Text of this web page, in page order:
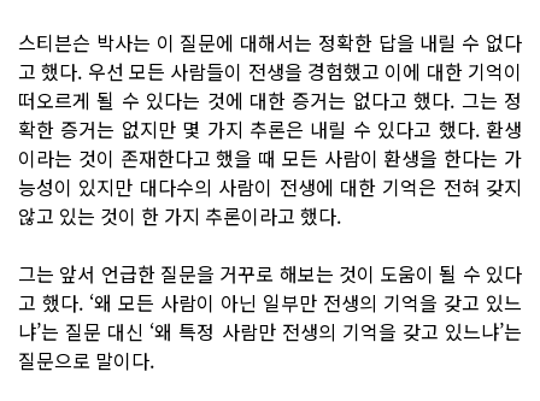
스티븐슨 박사는 이 질문에 대해서는 정확한 답을 내릴 수 없다
고 했다. 우선 모든 사람들이 전생을 경험했고 이에 대한 기억이
떠오르게 될 수 있다는 것에 대한 증거는 없다고 했다. 그는 정
확한 증거는 없지만 몇 가지 추론은 내릴 수 있다고 했다. 환생
이라는 것이 존재한다고 했을 때 모든 사람이 환생을 한다는 가
능성이 있지만 대다수의 사람이 전생에 대한 기억은 전혀 갖지
않고 있는 것이 한 가지 추론이라고 했다.
그는 앞서 언급한 질문을 거꾸로 해보는 것이 도움이 될 수 있다
고 했다. ‘왜 모든 사람이 아닌 일부만 전생의 기억을 갖고 있느
냐’는 질문 대신 ‘왜 특정 사람만 전생의 기억을 갖고 있느냐’는
질문으로 말이다.